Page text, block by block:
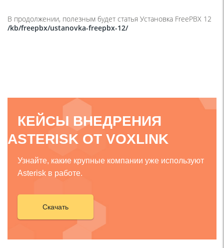
В продолжении, полезным будет статья Установка FreePBX 12
/kb/freepbx/ustanovka-freepbx-12/
КЕЙСЫ ВНЕДРЕНИЯ
ASTERISK ОТ VOXLINK
Узнайте, какие крупные компании уже используют
Asterisk в работе.
Скачать